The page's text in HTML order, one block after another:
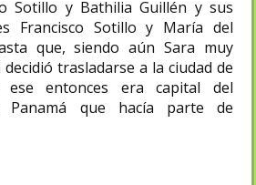
Sotillo y Bathilia Guillén y sus
Francisco Sotillo y María del
que, siendo aún Sara muy
trasladarse a la ciudad de
ese entonces era capital del
Panamá que hacía parte de